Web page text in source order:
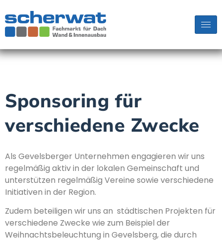
Sponsoring für
verschiedene Zwecke
Als Gevelsberger Unternehmen engagieren wir uns
regelmäßig aktiv in der lokalen Gemeinschaft und
unterstützen regelmäßig Vereine sowie verschiedene
Initiativen in der Region.
Zudem beteiligen wir uns an städtischen Projekten für
verschiedene Zwecke wie zum Beispiel der
Weihnachtsbeleuchtung in Gevelsberg, die durch